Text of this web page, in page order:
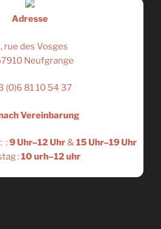
Adresse
rue des Vosges
Neufgrange
(0)6 81 10 54 37
Vereinbarung
:9 Uhr–12 Uhr&15 Uhr–19 Uhr
:10 urh–12 uhr